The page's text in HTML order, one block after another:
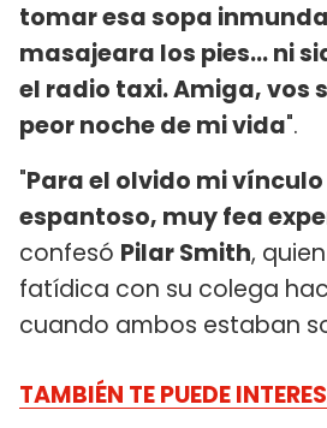
tomar esa sopa
masajeara los pies... ni
el radio taxi. Amiga, vos
peor noche de mi vida".
"Para el olvido mi
espantoso, muy fea
confesó Pilar Smith,
fatídica con su colega
cuando ambos estaban
TAMBIÉN TE PUEDE